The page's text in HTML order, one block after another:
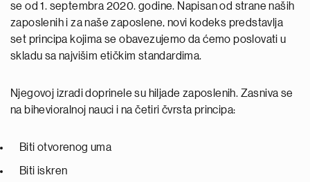
se od 1. septembra 2020. godine. Napisan od strane naših
zaposlenih i za naše zaposlene, novi kodeks predstavlja
set principa kojima se obavezujemo da ćemo poslovati u
skladu sa najvišim etičkim standardima.
Njegovoj izradi doprinele su hiljade zaposlenih. Zasniva se
na bihevioralnoj nauci i na četiri čvrsta principa:
Biti otvorenog uma
Biti iskren